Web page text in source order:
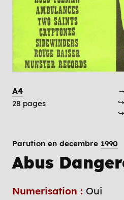
A4
28 pages
→
↪
↪
Parution en decembre 1990
Abus
Numerisation : Oui